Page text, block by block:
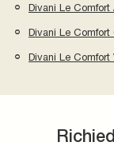
Divani Le Comfort
Divani Le Comfort
Divani Le Comfort